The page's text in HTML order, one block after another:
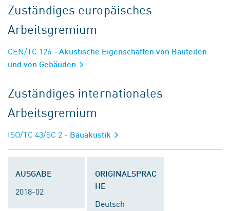
Zuständiges europäisches
Arbeitsgremium
CEN/TC 126 - Akustische Eigenschaften von Bauteilen
und von Gebäuden
Zuständiges internationales
Arbeitsgremium
ISO/TC 43/SC 2 - Bauakustik
AUSGABE
2018-02
ORIGINALSPRAC
HE
Deutsch